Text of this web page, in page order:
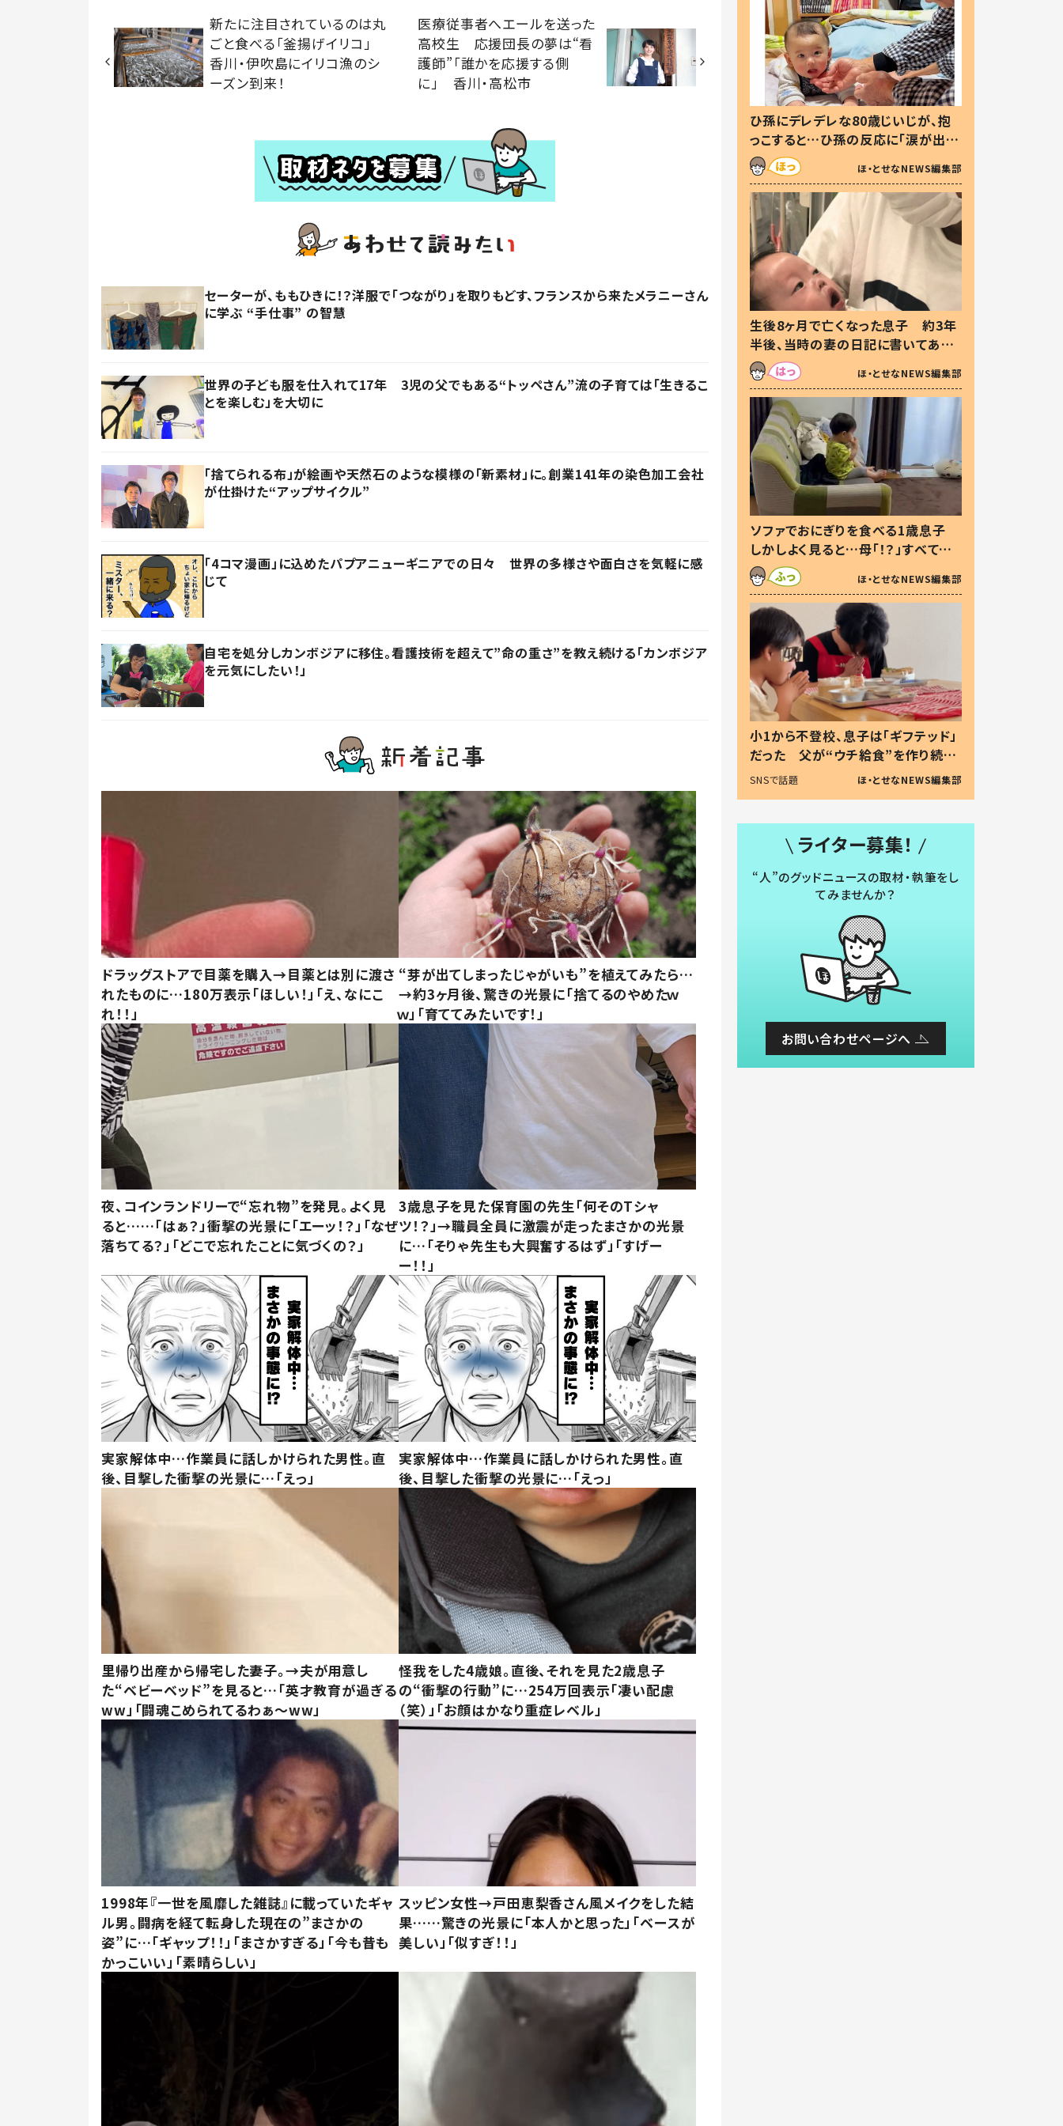
新たに注目されているのは丸
ごと食べる「釜揚げイリコ」
香川・伊吹島にイリコ漁のシ
ーズン到来！
医療従事者へエールを送った
高校生 応援団長の夢は“看
護師”「誰かを応援する側
に」 香川・高松市
セーターが、ももひきに！？洋服で「つながり」を取りもどす、フランスから来たメラニーさん
に学ぶ “手仕事” の智慧
世界の子ども服を仕入れて17年 3児の父でもある“トッペさん”流の子育ては「生きるこ
とを楽しむ」を大切に
「捨てられる布」が絵画や天然石のような模様の「新素材」に。創業141年の染色加工会社
が仕掛けた“アップサイクル”
「4コマ漫画」に込めたパプアニューギニアでの日々 世界の多様さや面白さを気軽に感
じて
自宅を処分しカンボジアに移住。看護技術を超えて”命の重さ”を教え続ける「カンボジア
を元気にしたい！」
ドラッグストアで目薬を購入→目薬とは別に渡さ
れたものに…180万表示「ほしい！」「え、なにこ
れ！！」
“芽が出てしまったじゃがいも”を植えてみたら…
→約3ヶ月後、驚きの光景に「捨てるのやめたｗ
ｗ」「育ててみたいです！」
夜、コインランドリーで“忘れ物”を発見。よく見
ると……「はぁ？」衝撃の光景に「エーッ！？」「なぜ
落ちてる？」「どこで忘れたことに気づくの？」
3歳息子を見た保育園の先生「何そのTシャ
ツ！？」→職員全員に激震が走ったまさかの光景
に…「そりゃ先生も大興奮するはず」「すげー
ー！！」
実家解体中…作業員に話しかけられた男性。直
後、目撃した衝撃の光景に…「えっ」
実家解体中…作業員に話しかけられた男性。直
後、目撃した衝撃の光景に…「えっ」
里帰り出産から帰宅した妻子。→夫が用意し
た“ベビーベッド”を見ると…「英才教育が過ぎる
ww」「闘魂こめられてるわぁ～ww」
怪我をした4歳娘。直後、それを見た2歳息子
の“衝撃の行動”に…254万回表示「凄い配慮
（笑）」「お顔はかなり重症レベル」
1998年『一世を風靡した雑誌』に載っていたギャ
ル男。闘病を経て転身した現在の”まさかの
姿”に…「ギャップ！！」「まさかすぎる」「今も昔も
かっこいい」「素晴らしい」
スッピン女性→戸田恵梨香さん風メイクをした結
果……驚きの光景に「本人かと思った」「ベースが
美しい」「似すぎ！！」
ひ孫にデレデレな80歳じいじが、抱
っこすると…ひ孫の反応に「涙が出ま
した」「可愛くて仕方ない」
ほ・とせなNEWS編集部
生後8ヶ月で亡くなった息子 約3年
半後、当時の妻の日記に書いてあっ
た本音とは
ほ・とせなNEWS編集部
ソファでおにぎりを食べる1歳息子
しかしよく見ると…母「！？」すべてを
察した母の投稿に「可愛いから許
す！」「現行犯〜」
ほ・とせなNEWS編集部
小1から不登校、息子は「ギフテッド」
だった 父が“ウチ給食”を作り続け
る理由とは #令和の親 #令和の子
SNSで話題 ほ・とせなNEWS編集部
ライター募集！
“人”のグッドニュースの取材・執筆をし
てみませんか？
お問い合わせページへ